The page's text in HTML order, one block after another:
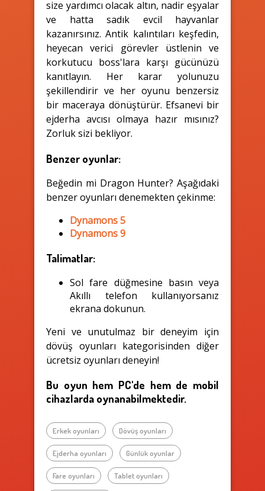
size yardımcı olacak altın, nadir eşyalar
ve hatta sadık evcil hayvanlar
kazanırsınız. Antik kalıntıları keşfedin,
heyecan verici görevler üstlenin ve
korkutucu boss'lara karşı gücünüzü
kanıtlayın. Her karar yolunuzu
şekillendirir ve her oyunu benzersiz
bir maceraya dönüştürür. Efsanevi bir
ejderha avcısı olmaya hazır mısınız?
Zorluk sizi bekliyor.
Benzer oyunlar:
Beğedin mi Dragon Hunter? Aşağıdaki
benzer oyunları denemekten çekinme:
Dynamons 5
Dynamons 9
Talimatlar:
Sol fare düğmesine basın veya
Akıllı telefon kullanıyorsanız
ekrana dokunun.
Yeni ve unutulmaz bir deneyim için
dövüş oyunları kategorisinden diğer
ücretsiz oyunları deneyin!
Bu oyun hem PC'de hem de mobil
cihazlarda oynanabilmektedir.
Erkek oyunları Dövüş oyunları
Ejderha oyunları Günlük oyunlar
Fare oyunları Tablet oyunları